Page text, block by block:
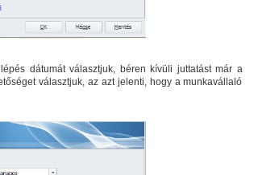
dátumát választjuk, béren kívüli juttatást már a
választjuk, az azt jelenti, hogy a munkavállaló